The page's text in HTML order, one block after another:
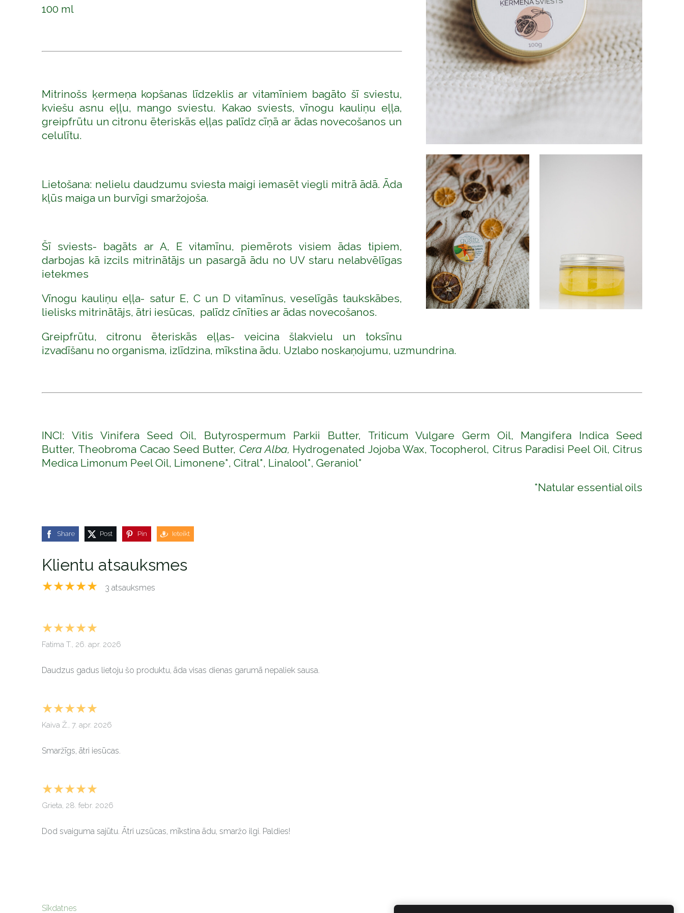
100 ml
Mitrinošs ķermeņa kopšanas līdzeklis ar vitamīniem bagāto šī sviestu,
kviešu asnu eļļu, mango sviestu. Kakao sviests, vīnogu kauliņu eļļa,
greipfrūtu un citronu ēteriskās eļļas palīdz cīņā ar ādas novecošanos un
celulītu.
Lietošana: nelielu daudzumu sviesta maigi iemasēt viegli mitrā ādā. Āda
kļūs maiga un burvīgi smaržojoša.
Šī sviests- bagāts ar A, E vitamīnu, piemērots visiem ādas tipiem,
darbojas kā izcils mitrinātājs un pasargā ādu no UV staru nelabvēlīgas
ietekmes
Vīnogu kauliņu eļļa- satur E, C un D vitamīnus, veselīgās taukskābes,
lielisks mitrinātājs, ātri iesūcas, palīdz cīnīties ar ādas novecošanos.
Greipfrūtu, citronu ēteriskās eļļas- veicina šlakvielu un toksīnu
izvadīšanu no organisma, izlīdzina, mīkstina ādu. Uzlabo noskaņojumu, uzmundrina.
INCI: Vitis Vinifera Seed Oil, Butyrospermum Parkii Butter, Triticum Vulgare Germ Oil, Mangifera Indica Seed
Butter, Theobroma Cacao Seed Butter, Cera Alba, Hydrogenated Jojoba Wax, Tocopherol, Citrus Paradisi Peel Oil, Citrus
Medica Limonum Peel Oil, Limonene*, Citral*, Linalool*, Geraniol*
*Natular essential oils
Share Post Pin Ieteikt
Klientu atsauksmes
★★★★★ 3 atsauksmes
★★★★★
Fatima T., 26. apr. 2026
Daudzus gadus lietoju šo produktu, āda visas dienas garumā nepaliek sausa.
★★★★★
Kaiva Ž., 7. apr. 2026
Smaržīgs, ātri iesūcas.
★★★★★
Grieta, 28. febr. 2026
Dod svaiguma sajūtu. Ātri uzsūcas, mīkstina ādu, smaržo ilgi. Paldies!
Sīkdatnes